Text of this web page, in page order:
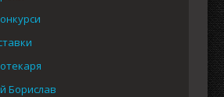
Борислав